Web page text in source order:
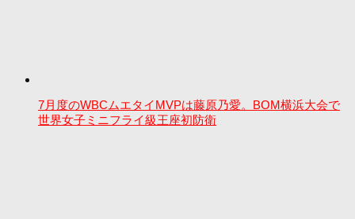
7月度のWBCムエタイMVPは藤原乃愛。BOM横浜大会で
世界女子ミニフライ級王座初防衛